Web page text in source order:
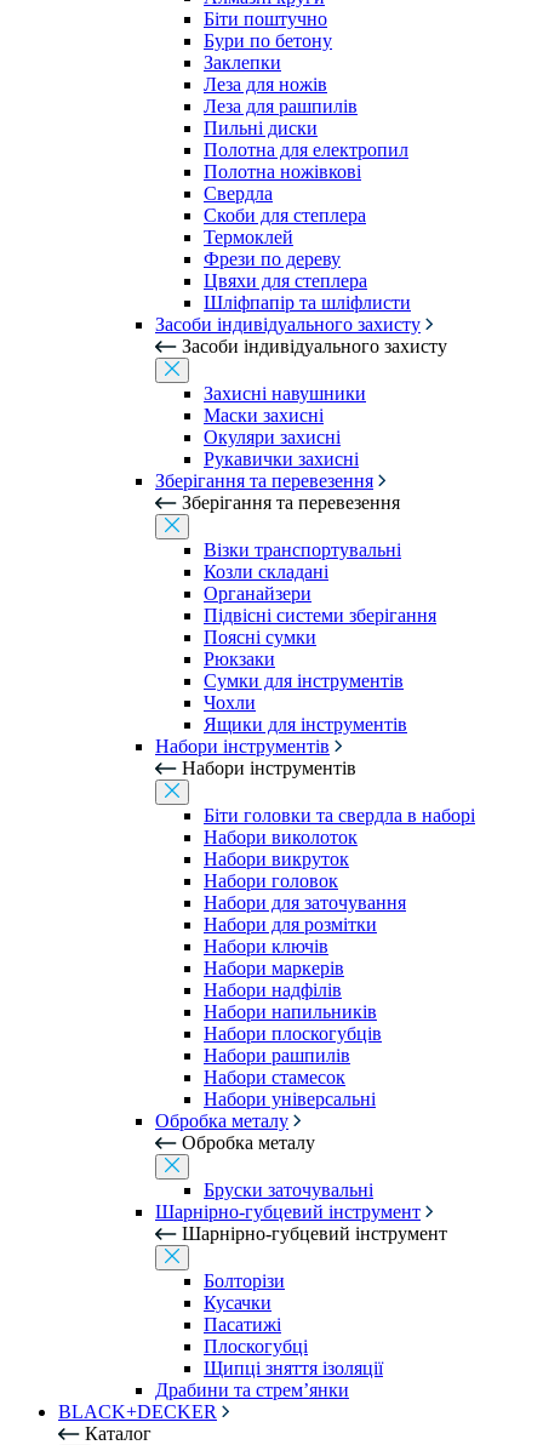
Біти поштучно
Бури по бетону
Заклепки
Леза для ножів
Леза для рашпилів
Пильні диски
Полотна для електропил
Полотна ножівкові
Свердла
Скоби для степлера
Термоклей
Фрези по дереву
Цвяхи для степлера
Шліфпапір та шліфлисти
Засоби індивідуального захисту
Засоби індивідуального захисту
Захисні навушники
Маски захисні
Окуляри захисні
Рукавички захисні
Зберігання та перевезення
Зберігання та перевезення
Візки транспортувальні
Козли складані
Органайзери
Підвісні системи зберігання
Поясні сумки
Рюкзаки
Сумки для інструментів
Чохли
Ящики для інструментів
Набори інструментів
Набори інструментів
Біти головки та свердла в наборі
Набори виколоток
Набори викруток
Набори головок
Набори для заточування
Набори для розмітки
Набори ключів
Набори маркерів
Набори надфілів
Набори напильників
Набори плоскогубців
Набори рашпилів
Набори стамесок
Набори універсальні
Обробка металу
Обробка металу
Бруски заточувальні
Шарнірно-губцевий інструмент
Шарнірно-губцевий інструмент
Болторізи
Кусачки
Пасатижі
Плоскогубці
Щипці зняття ізоляції
Драбини та стрем’янки
BLACK+DECKER
Каталог